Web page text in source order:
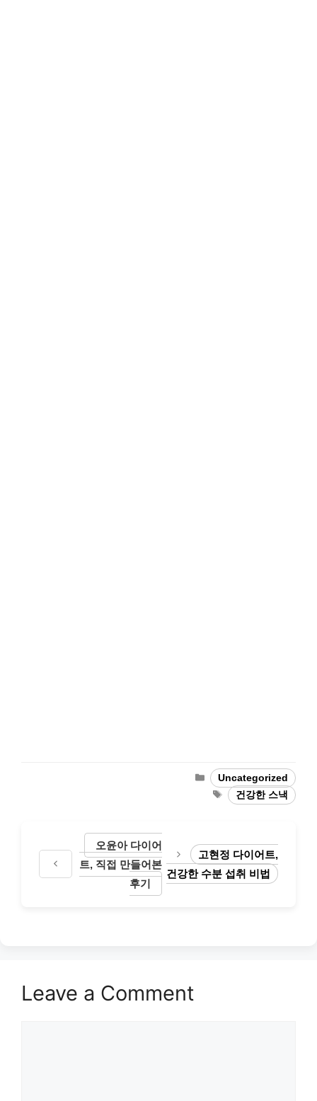
Categories
Uncategorized
Tags건강한 스낵
오윤아 다이어
트, 직접 만들어본
후기
고현정 다이어트,
건강한 수분 섭취 비법
Leave a Comment